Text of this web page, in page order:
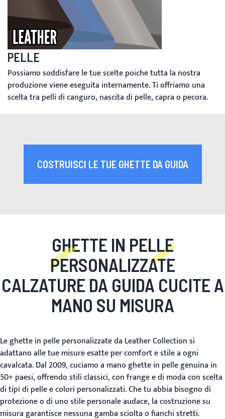
PELLE
Possiamo soddisfare le tue scelte poiche tutta la nostra
produzione viene eseguita internamente. Ti offriamo una
scelta tra pelli di canguro, nascita di pelle, capra o pecora.
COSTRUISCI LE TUE GHETTE DA GUIDA
GHETTE IN PELLE
PERSONALIZZATE
CALZATURE DA GUIDA CUCITE A
MANO SU MISURA
Le ghette in pelle personalizzate da Leather Collection si
adattano alle tue misure esatte per comfort e stile a ogni
cavalcata. Dal 2009, cuciamo a mano ghette in pelle genuina in
50+ paesi, offrendo stili classici, con frange e di moda con scelta
di tipi di pelle e colori personalizzati. Che tu abbia bisogno di
protezione o di uno stile personale audace, la costruzione su
misura garantisce nessuna gamba sciolta o fianchi stretti.